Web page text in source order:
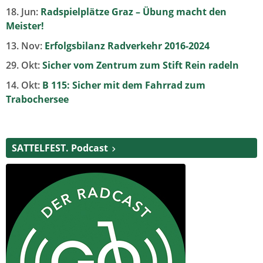
18. Jun: Radspielplätze Graz – Übung macht den
Meister!
13. Nov: Erfolgsbilanz Radverkehr 2016-2024
29. Okt:Sicher vom Zentrum zum Stift Rein radeln
14. Okt: B 115: Sicher mit dem Fahrrad zum
Trabochersee
SATTELFEST. Podcast